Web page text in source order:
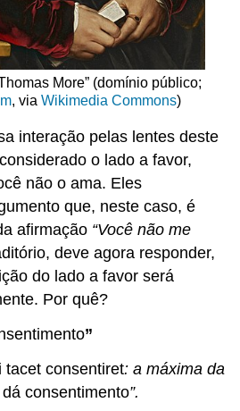
More” (domínio público;
, via Wikimedia Commons)
interação pelas lentes deste
o lado a favor,
não o ama. Eles
que, neste caso, é
afirmação “Você não me
deve agora responder,
do lado a favor será
Por quê?
”
tacet consentiret: a máxima da
consentimento”.